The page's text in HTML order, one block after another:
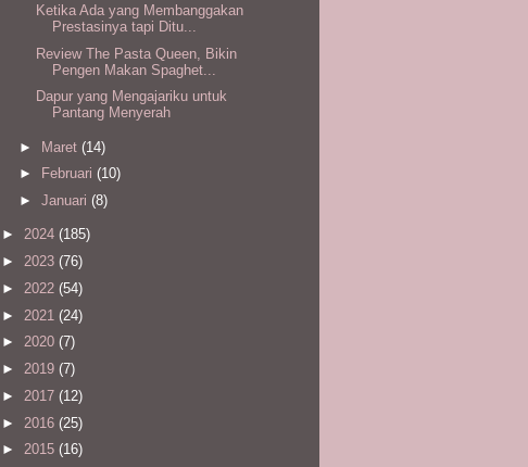
Ketika Ada yang Membanggakan
Prestasinya tapi Ditu...
Review The Pasta Queen, Bikin
Pengen Makan Spaghet...
Dapur yang Mengajariku untuk
Pantang Menyerah
► Maret (14)
►
Februari (10)
► Januari (8)
► 2024 (185)
► 2023 (76)
► 2022 (54)
► 2021 (24)
► 2020 (7)
► 2019 (7)
► 2017 (12)
► 2016 (25)
► 2015 (16)